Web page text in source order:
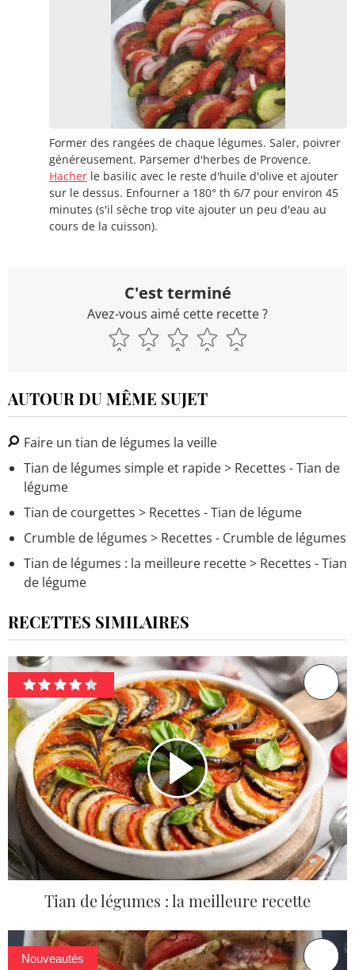
Former des rangées de chaque légumes. Saler, poivrer
généreusement. Parsemer d'herbes de Provence.
Hacher le basilic avec le reste d'huile d'olive et ajouter
sur le dessus. Enfourner a 180° th 6/7 pour environ 45
minutes (s'il sèche trop vite ajouter un peu d'eau au
cours de la cuisson).
C'est terminé
Avez-vous aimé cette recette ?
AUTOUR DU MÊME SUJET
Faire un tian de légumes la veille
Tian de légumes simple et rapide> Recettes - Tian de
légume
Tian de courgettes > Recettes - Tian de légume
Crumble de légumes > Recettes - Crumble de légumes
Tian de légumes : la meilleure recette> Recettes - Tian
de légume
RECETTES SIMILAIRES
Tian de légumes : la meilleure recette
Nouveautés